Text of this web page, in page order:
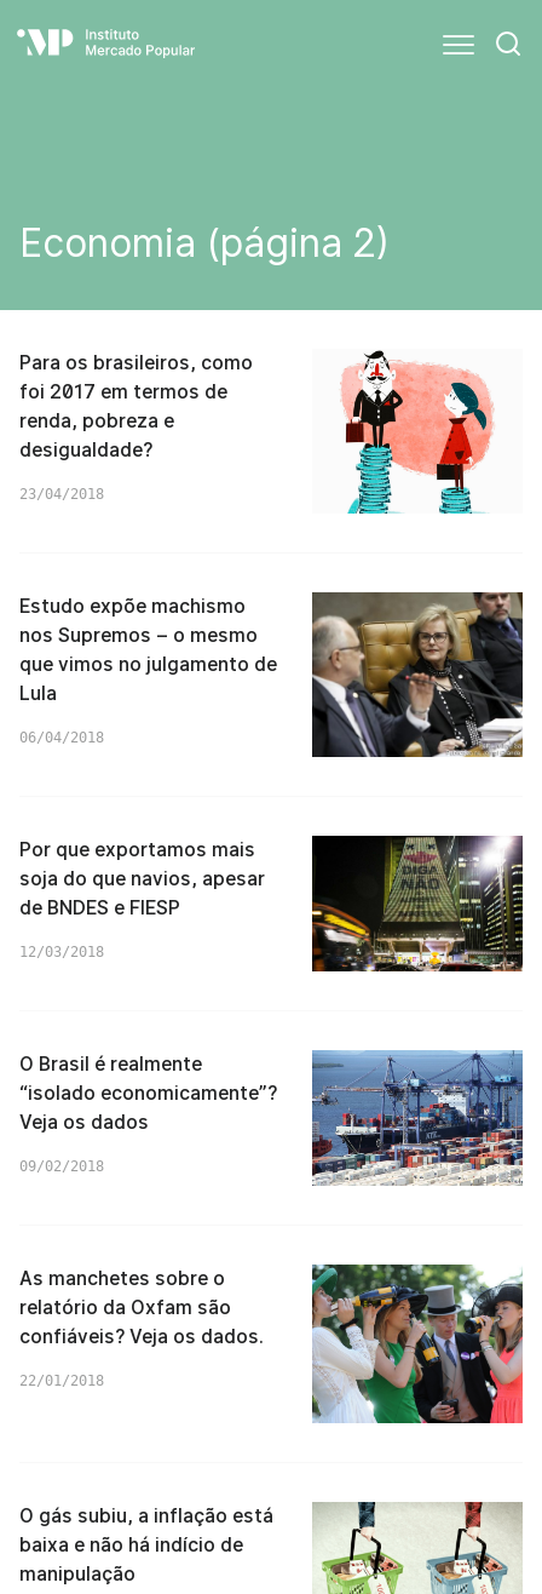
Economia (página 2)
Para os brasileiros, como
foi 2017 em termos de
renda, pobreza e
desigualdade?
23/04/2018
Estudo expõe machismo
nos Supremos – o mesmo
que vimos no julgamento de
Lula
06/04/2018
Por que exportamos mais
soja do que navios, apesar
de BNDES e FIESP
12/03/2018
O Brasil é realmente
“isolado economicamente”?
Veja os dados
09/02/2018
As manchetes sobre o
relatório da Oxfam são
confiáveis? Veja os dados.
22/01/2018
O gás subiu, a inflação está
baixa e não há indício de
manipulação